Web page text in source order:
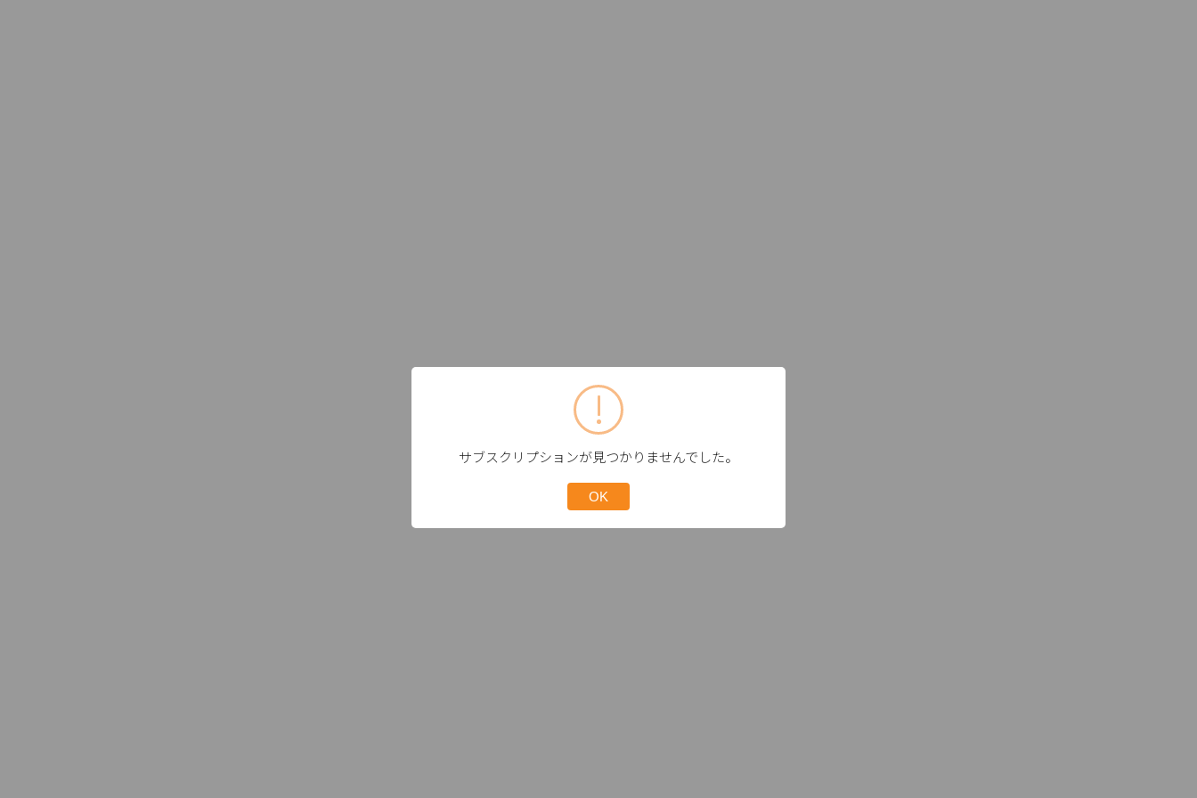
サブスクリプションが見つかりませんでした。
OK